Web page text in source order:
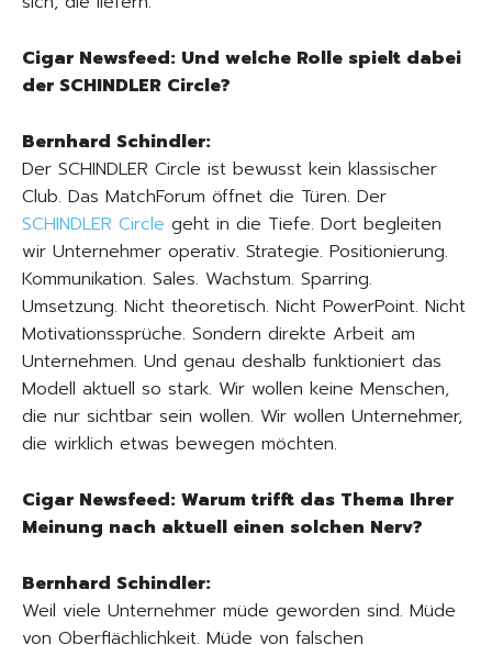
Cigar Newsfeed: Und welche Rolle spielt dabei
der SCHINDLER Circle?
Bernhard Schindler:
Der SCHINDLER Circle ist bewusst kein klassischer
Club. Das MatchForum öffnet die Türen. Der
SCHINDLER Circle geht in die Tiefe. Dort begleiten
wir Unternehmer operativ. Strategie. Positionierung.
Kommunikation. Sales. Wachstum. Sparring.
Umsetzung. Nicht theoretisch. Nicht PowerPoint. Nicht
Motivationssprüche. Sondern direkte Arbeit am
Unternehmen. Und genau deshalb funktioniert das
Modell aktuell so stark. Wir wollen keine Menschen,
die nur sichtbar sein wollen. Wir wollen Unternehmer,
die wirklich etwas bewegen möchten.
Cigar Newsfeed: Warum trifft das Thema Ihrer
Meinung nach aktuell einen solchen Nerv?
Bernhard Schindler:
Weil viele Unternehmer müde geworden sind. Müde
von Oberflächlichkeit. Müde von falschen